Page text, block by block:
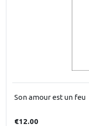
Son amour est un feu
€12.00